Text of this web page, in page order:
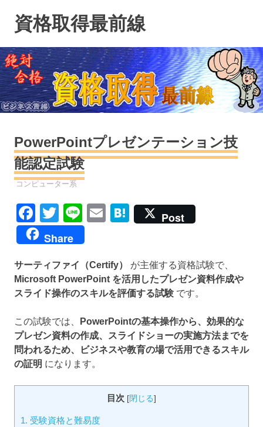
ン
ツ
へ
ス
キ
資格取得最前線
PowerPointプレゼンテーション技
能認定試験
資格
コンピューター系
Facebook
TwitterLineEmailHatena
Post
Share
サーティファイ（Certify）
が主催する資格試験で、
Microsoft PowerPoint を活用したプレゼン資料作成や
スライド操作のスキルを評価する試験 です。
この試験では、
PowerPointの基本操作から、効果的な
プレゼン資料の作成、スライドショーの実施方法までを
問われるため、ビジネスや教育の場で活用できるスキル
の証明 になります。
目次 [閉じる]
1. 受験資格と難易度